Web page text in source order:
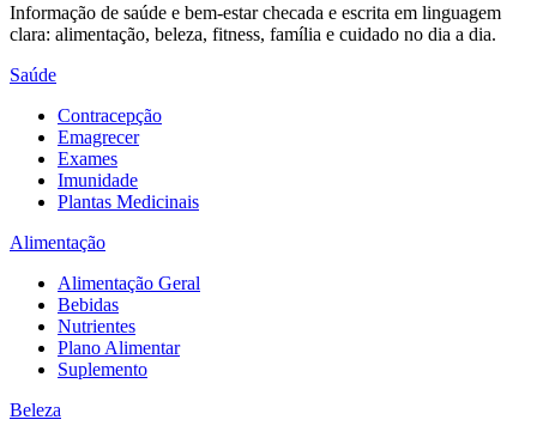
Informação de saúde e bem-estar checada e escrita em linguagem
clara: alimentação, beleza, fitness, família e cuidado no dia a dia.
Saúde
Contracepção
Emagrecer
Exames
Imunidade
Plantas Medicinais
Alimentação
Alimentação Geral
Bebidas
Nutrientes
Plano Alimentar
Suplemento
Beleza